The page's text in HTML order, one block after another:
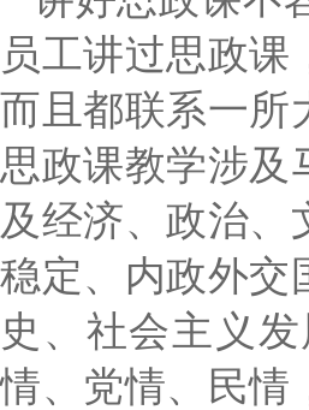
员工讲过思政
而且都联系一所
思政课教学涉及
及经济、政治、
稳定、内政外交
史、社会主义
情、党情、民情